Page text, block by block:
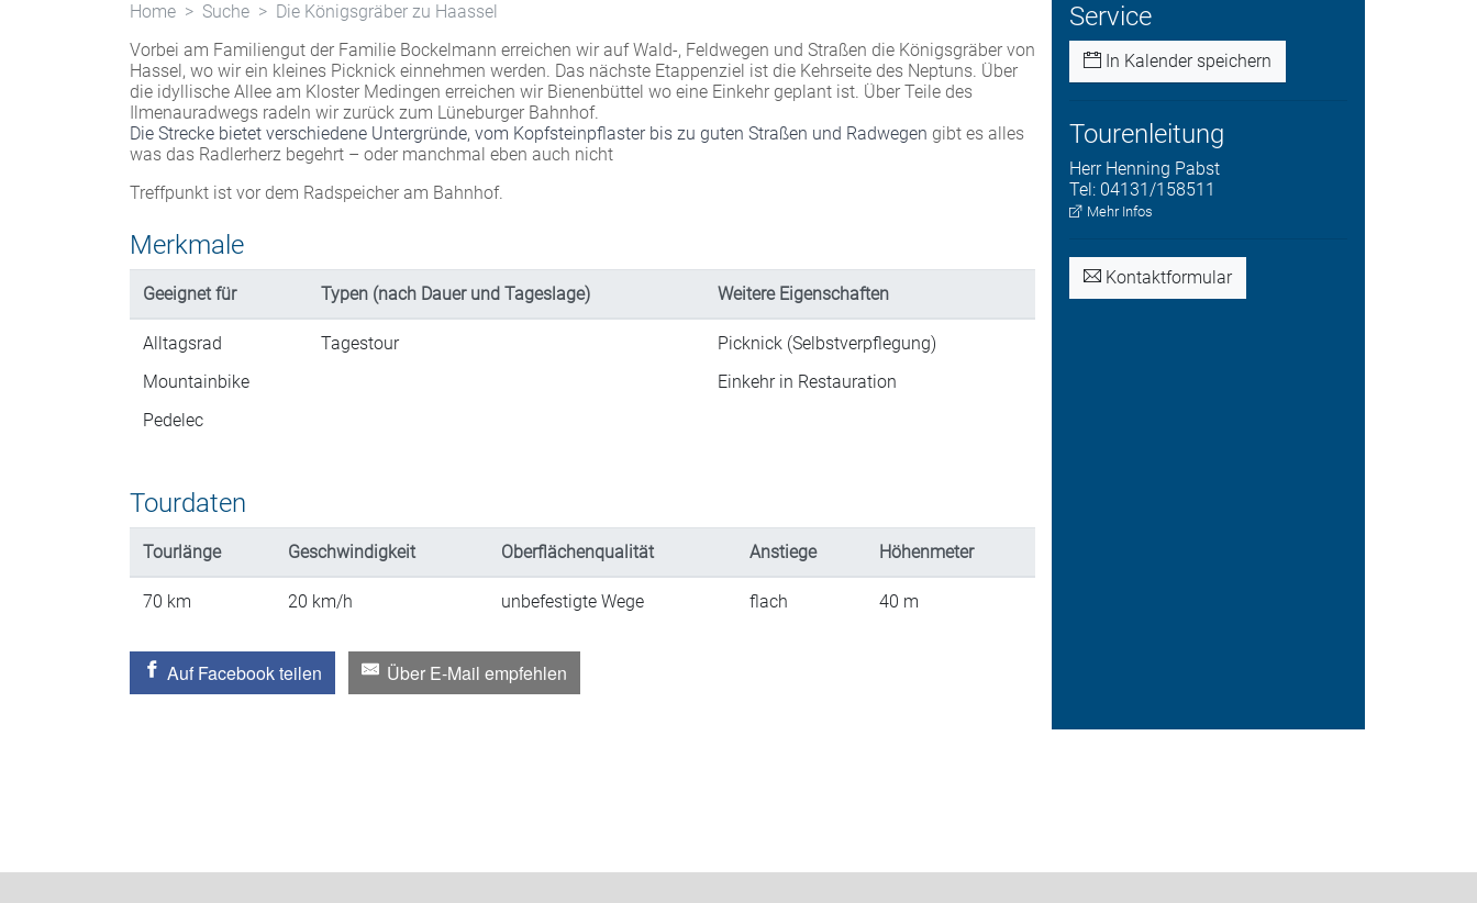
Service
In Kalender speichern
Tourenleitung
Herr Henning Pabst
Tel: 04131/158511
Mehr Infos
Kontaktformular
Home Suche
Die Königsgräber zu Haassel
Vorbei am Familiengut der Familie Bockelmann erreichen wir auf Wald-, Feldwegen und Straßen die Königsgräber von
Hassel, wo wir ein kleines Picknick einnehmen werden. Das nächste Etappenziel ist die Kehrseite des Neptuns. Über
die idyllische Allee am Kloster Medingen erreichen wir Bienenbüttel wo eine Einkehr geplant ist. Über Teile des
Ilmenauradwegs radeln wir zurück zum Lüneburger Bahnhof.
Die Strecke bietet verschiedene Untergründe, vom Kopfsteinpflaster bis zu guten Straßen und Radwegen gibt es alles
was das Radlerherz begehrt – oder manchmal eben auch nicht
Treffpunkt ist vor dem Radspeicher am Bahnhof.
Merkmale
Geeignet für Typen (nach Dauer und Tageslage) Weitere Eigenschaften
Alltagsrad
Mountainbike
Pedelec
Tagestour
Picknick (Selbstverpflegung)
Einkehr in Restauration
Tourdaten
Tourlänge Geschwindigkeit Oberflächenqualität Anstiege Höhenmeter
70 km 20 km/h unbefestigte Wege flach 40 m
Auf Facebook teilen Über E-Mail empfehlen